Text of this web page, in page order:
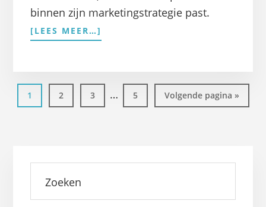
binnen zijn marketingstrategie past.
[LEES MEER…]
SCHRIJF
BUSINESSBOEK
Pagina
1 Pagina
2 Pagina
3
Interim
pagina's
… Pagina
5
Ga
naar
Volgende pagina »
Primaire
Sidebar